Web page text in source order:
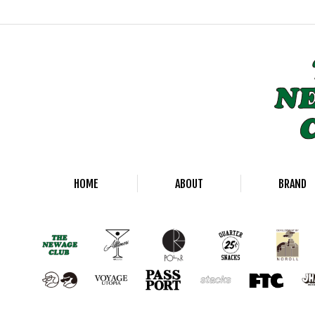
HOME ABOUT BRAND